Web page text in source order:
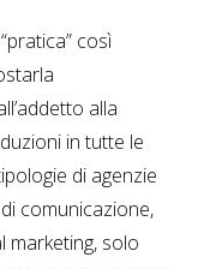
così
alla
in tutte le
di agenzie
comunicazione,
marketing, solo